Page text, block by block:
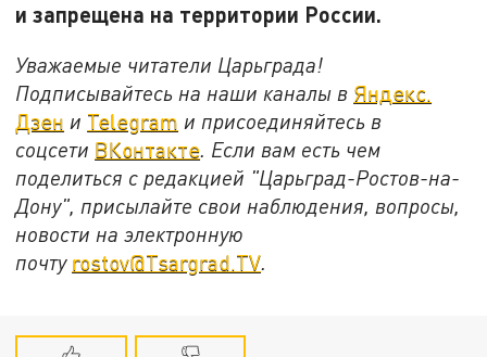
и запрещена на территории России.
Уважаемые читатели Царьграда!
Подписывайтесь на наши каналы в Яндекс.
Дзен и Telegram и присоединяйтесь в
соцсети ВКонтакте. Если вам есть чем
поделиться с редакцией "Царьград-Ростов-на-
Дону", присылайте свои наблюдения, вопросы,
новости на электронную
почту rostov@Tsargrad.ТV.